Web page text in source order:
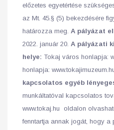
előzetes egyetértése
az Mt. 45.§ (5) bekezdésére
határozza meg. A pályázat
2022. január 20. A pályázati
helye: Tokaj város honlapja:
honlapja:
kapcsolatos egyéb
munkáltatóval kapcsolatos
www.tokaj.hu oldalon
fenntartja annak jogát, hogy